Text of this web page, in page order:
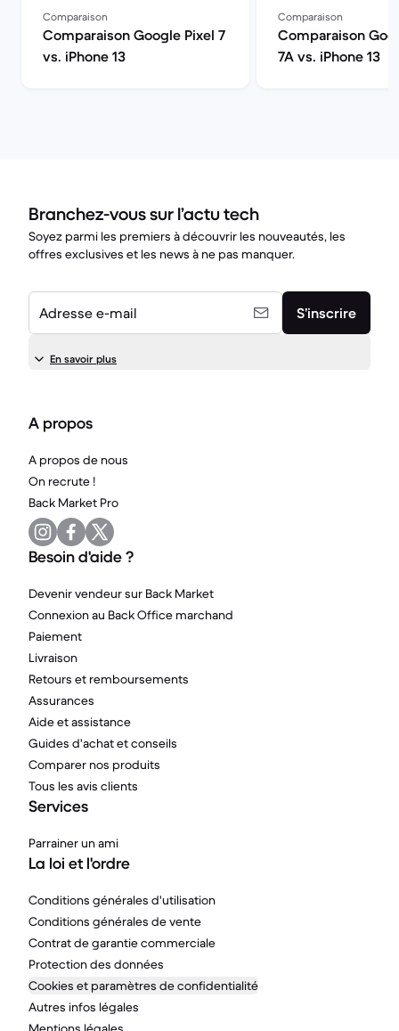
Comparaison
Comparaison Google Pixel 7
vs. iPhone 13
Comparaison
Comparaison
7A vs. iPhone 13
Branchez-vous sur l’actu tech
Soyez parmi les premiers à découvrir les nouveautés, les
offres exclusives et les news à ne pas manquer.
Adresse e-mail S’inscrire
En savoir plus
A propos
A propos de nous
On recrute !
Back Market Pro
Besoin d'aide ?
Devenir vendeur sur Back Market
Connexion au Back Office marchand
Paiement
Livraison
Retours et remboursements
Assurances
Aide et assistance
Guides d'achat et conseils
Comparer nos produits
Tous les avis clients
Services
Parrainer un ami
La loi et l'ordre
Conditions générales d'utilisation
Conditions générales de vente
Contrat de garantie commerciale
Protection des données
Cookies et paramètres de confidentialité
Autres infos légales